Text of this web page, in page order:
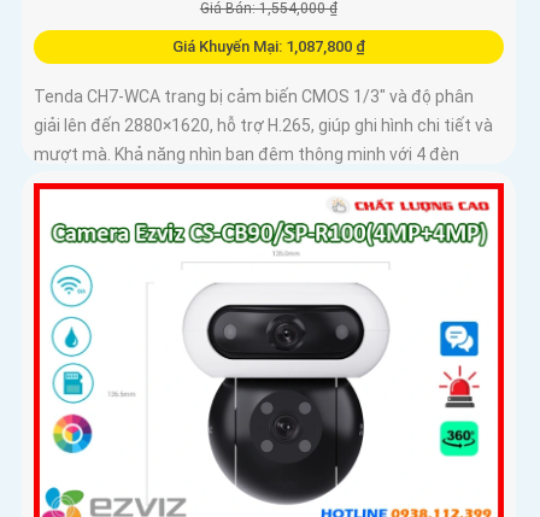
Giá Bán: 1,554,000 ₫
Giá Khuyến Mại: 1,087,800 ₫
Tenda CH7-WCA trang bị cảm biến CMOS 1/3" và độ phân
giải lên đến 2880×1620, hỗ trợ H.265, giúp ghi hình chi tiết và
mượt mà. Khả năng nhìn ban đêm thông minh với 4 đèn
hồng...